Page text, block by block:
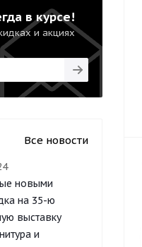
в курсе!
и акциях
Все новости
новыми
на 35-ю
выставку
и